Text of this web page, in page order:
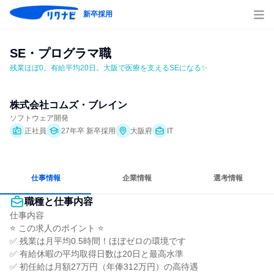
新卒採用
SE・プログラマ職
残業ほぼ0。有給平均20日。大阪で医療を支えるSEになる✨
株式会社コムズ・ブレイン
ソフトウェア開発
正社員
27年卒 新卒採用 大阪府 IT
仕事情報 企業情報 選考情報
職種と仕事内容
仕事内容
⭐ この求人のポイント ⭐
✅ 残業は月平均0.5時間！ほぼゼロの環境です
✅ 有給休暇の平均取得日数は20日と最高水準
✅ 初任給は月額27万円（年俸312万円）の高待遇